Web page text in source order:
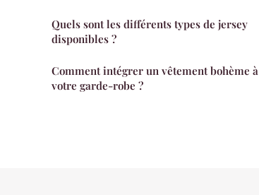
Quels sont les différents types de jersey
disponibles ?
Comment intégrer un vêtement bohème à
votre garde-robe ?